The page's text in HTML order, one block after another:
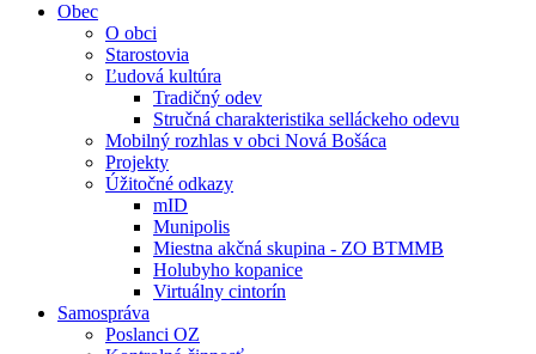
Obec
O obci
Starostovia
Ľudová kultúra
Tradičný odev
Stručná charakteristika selláckeho odevu
Mobilný rozhlas v obci Nová Bošáca
Projekty
Úžitočné odkazy
mID
Munipolis
Miestna akčná skupina - ZO BTMMB
Holubyho kopanice
Virtuálny cintorín
Samospráva
Poslanci OZ